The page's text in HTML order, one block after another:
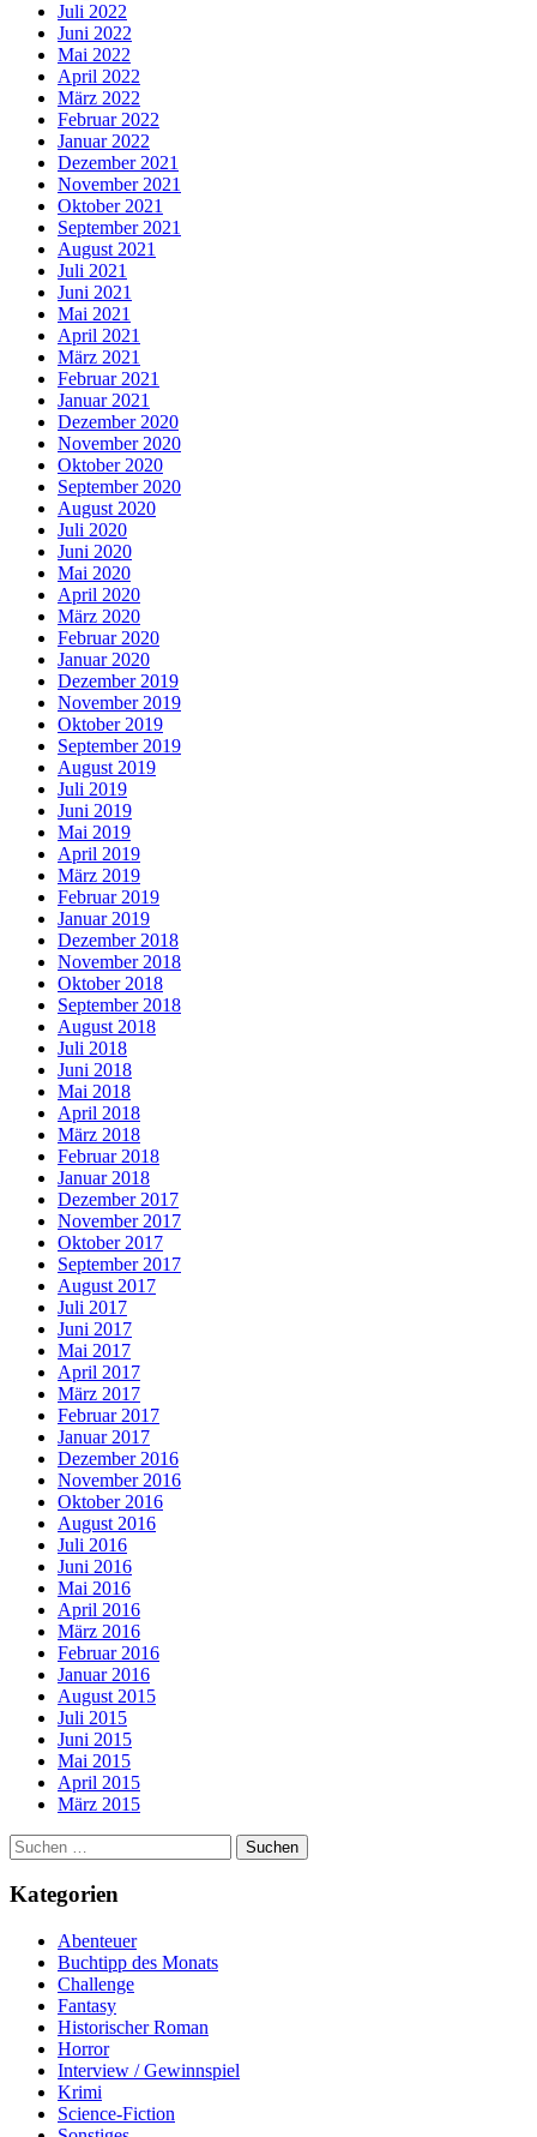
Juli 2022
Juni 2022
Mai 2022
April 2022
März 2022
Februar 2022
Januar 2022
Dezember 2021
November 2021
Oktober 2021
September 2021
August 2021
Juli 2021
Juni 2021
Mai 2021
April 2021
März 2021
Februar 2021
Januar 2021
Dezember 2020
November 2020
Oktober 2020
September 2020
August 2020
Juli 2020
Juni 2020
Mai 2020
April 2020
März 2020
Februar 2020
Januar 2020
Dezember 2019
November 2019
Oktober 2019
September 2019
August 2019
Juli 2019
Juni 2019
Mai 2019
April 2019
März 2019
Februar 2019
Januar 2019
Dezember 2018
November 2018
Oktober 2018
September 2018
August 2018
Juli 2018
Juni 2018
Mai 2018
April 2018
März 2018
Februar 2018
Januar 2018
Dezember 2017
November 2017
Oktober 2017
September 2017
August 2017
Juli 2017
Juni 2017
Mai 2017
April 2017
März 2017
Februar 2017
Januar 2017
Dezember 2016
November 2016
Oktober 2016
August 2016
Juli 2016
Juni 2016
Mai 2016
April 2016
März 2016
Februar 2016
Januar 2016
August 2015
Juli 2015
Juni 2015
Mai 2015
April 2015
März 2015
Suchen
nach:
Kategorien
Abenteuer
Buchtipp des Monats
Challenge
Fantasy
Historischer Roman
Horror
Interview / Gewinnspiel
Krimi
Science-Fiction